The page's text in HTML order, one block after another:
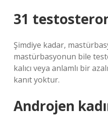
31
Şimdiye kadar,
mastürbasyonun bile
kalıcı veya anlamlı bir
kanıt yoktur.
Androjen